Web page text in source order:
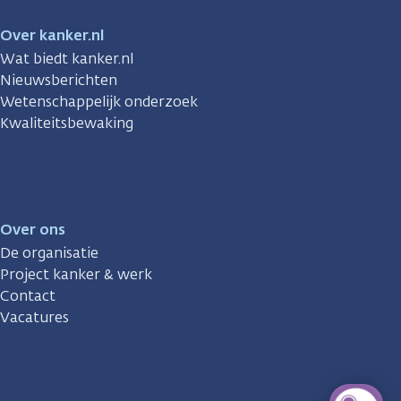
Over kanker.nl
Wat biedt kanker.nl
Nieuwsberichten
Wetenschappelijk onderzoek
Kwaliteitsbewaking
Over ons
De organisatie
Project kanker & werk
Contact
Vacatures